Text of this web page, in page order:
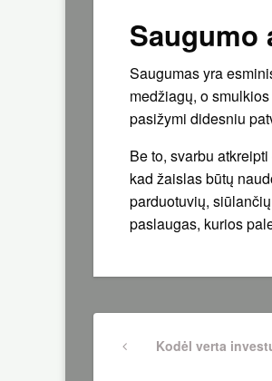
Saugumo
Saugumas yra
medžiagų, o
pasižymi didesniu
Be to, svarbu
kad žaislas būtų
parduotuvių,
paslaugas, kurios
Navigacija
PreviousKodėl verta